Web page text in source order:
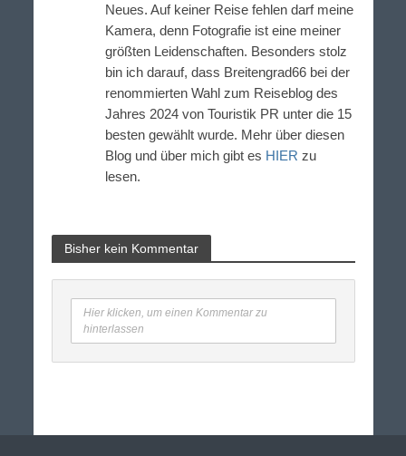
Neues. Auf keiner Reise fehlen darf meine
Kamera, denn Fotografie ist eine meiner
größten Leidenschaften. Besonders stolz
bin ich darauf, dass Breitengrad66 bei der
renommierten Wahl zum Reiseblog des
Jahres 2024 von Touristik PR unter die 15
besten gewählt wurde. Mehr über diesen
Blog und über mich gibt es HIER zu
lesen.
Bisher kein Kommentar
Hier klicken, um einen Kommentar zu
hinterlassen